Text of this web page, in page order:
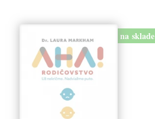
na sklade